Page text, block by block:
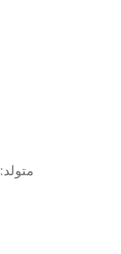
متولد: